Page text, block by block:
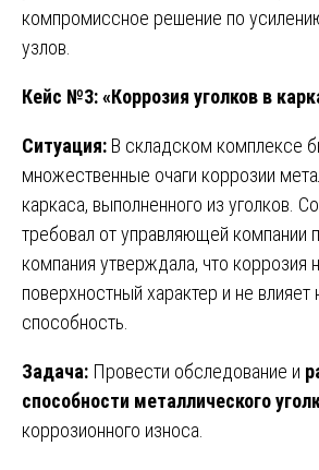
компромиссное решение по
узлов.
Кейс №3: «Коррозия уголков в
Ситуация: В складском комплексе
множественные очаги коррозии
каркаса, выполненного из уголков.
требовал от управляющей компании
компания утверждала, что коррозия
поверхностный характер и не
способность.
Задача: Провести обследование и
способности металлического
коррозионного износа.